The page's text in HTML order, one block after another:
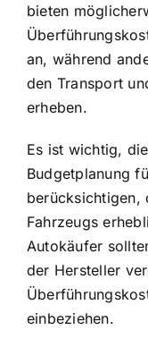
bieten
an, während
den Transport
erheben.
Es ist wichtig,
Budgetplanung
berücksichtigen,
Fahrzeugs
Autokäufer
der Hersteller
einbeziehen.